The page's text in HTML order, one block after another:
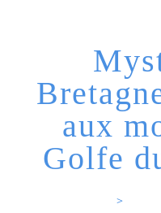
aux
Golfe
>